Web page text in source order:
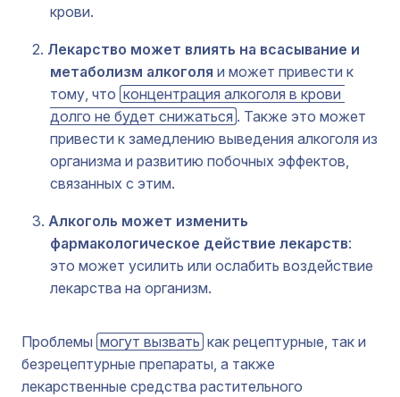
крови.
Лекарство может влиять на всасывание и
метаболизм алкоголя и может привести к
тому, что концентрация алкоголя в крови
долго не будет снижаться . Также это может
привести к замедлению выведения алкоголя из
организма и развитию побочных эффектов,
связанных с этим.
Алкоголь может изменить
фармакологическое действие лекарств:
это может усилить или ослабить воздействие
лекарства на организм.
Проблемы могут вызвать как рецептурные, так и
безрецептурные препараты, а также
лекарственные средства растительного